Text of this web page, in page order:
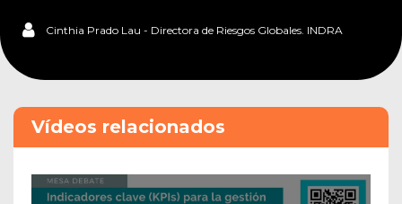
Cinthia Prado Lau - Directora de Riesgos Globales. INDRA
Vídeos relacionados